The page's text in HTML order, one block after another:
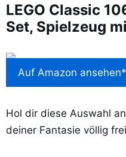
LEGO Classic
Set, Spielzeug
Auf Amazon ansehen*
Hol dir diese Auswahl an
deiner Fantasie völlig